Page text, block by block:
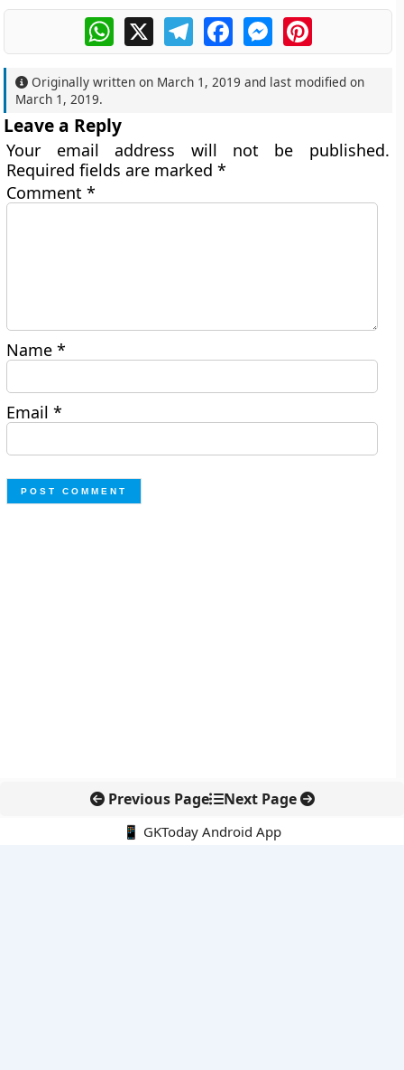
WhatsApp
X TelegramFacebookMessengerPinterest
Originally written on March 1, 2019 and last modified on
March 1, 2019.
Leave a Reply
Your email address will not be published.
Required fields are marked*
Comment*
Name*
Email*
Previous Page Next Page
📱 GKToday Android App